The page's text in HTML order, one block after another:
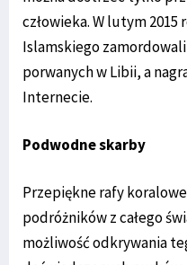
człowieka. W lutym
Islamskiego
porwanych w Libii, a
Internecie.
Podwodne skarby
Przepiękne rafy
podróżników z całego
możliwość odkrywania